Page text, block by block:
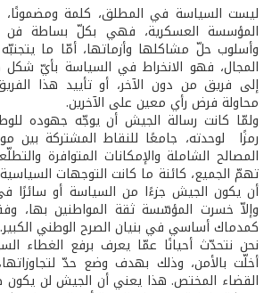
ليست السياسة في المطلق، كلمة
المؤسسة العسكرية، فهي بكلّ بساطة فن
وأسلوب حلّ مشاكلها وأزماتها، أمّا ما
المجال، فهو الانخراط في السياسة بأيّ شكل
إلى فريق من دون الآخر، أو تأييد هذا
محاولة فرض رأي معين على الآخرين.
ولمّا كانت رسالة الجيش أن يوجّه جهوده
رمزًا لوحدته، جامعًا للنقاط المشتركة بين
المصالح الشاملة والإمكانات المتوافرة
تهمّ الجميع، كائنة ما كانت التوجهات
أن يكون الجيش جزءًا من السياسة أو سائرًا
وإلاّ خسرت المؤسّسة ثقة المواطنين بها،
كمدماك أساسي في بنيان الصرح الوطني الكبير.
نحن نتحدّث أحيانًا عمّا يعرف برفع الغطاء
أخلّت بالأمن، وذلك بهدف وضع حدّ
القضاء المختص. هذا يعني أن الجيش لن